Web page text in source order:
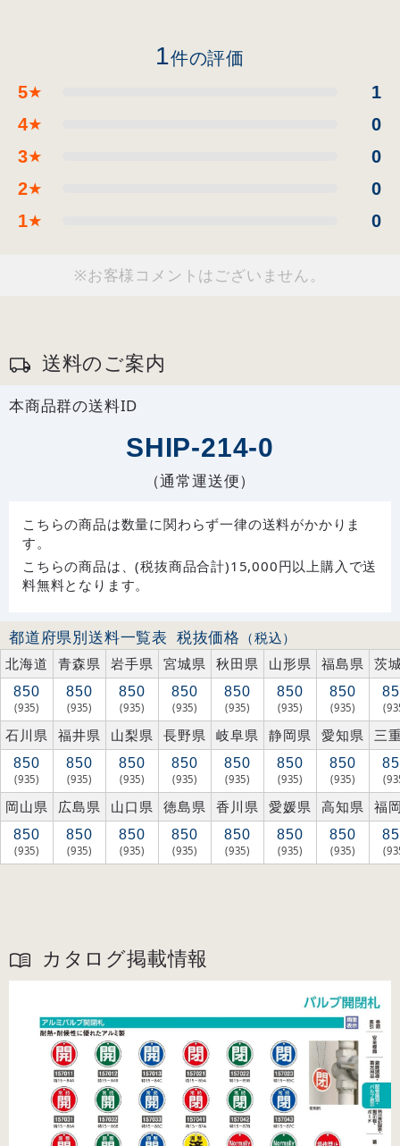
1件の評価
5★
1
4★
0
3★
0
2★
0
1★ 0
※お客様コメントはございません。
送料のご案内
本商品群の送料ID
SHIP-214-0
（通常運送便）
こちらの商品は数量に関わらず一律の送料がかかりま
す。
こちらの商品は、(税抜商品合計)15,000円以上購入で送
料無料となります。
都道府県別送料一覧表 税抜価格 （税込）
北海道
青森県 岩手県 宮城県 秋田県 山形県 福島県 茨
850
(935)
850
(935)
850
(935)
850
(935)
850
(935)
850
(935)
850
(935)
石川県 福井県 山梨県 長野県 岐阜県 静岡県 愛知県 三
850
(935)
850
(935)
850
(935)
850
(935)
850
(935)
850
(935)
850
(935)
岡山県 広島県 山口県 徳島県 香川県 愛媛県 高知県 福
850
(935)
850
(935)
850
(935)
850
(935)
850
(935)
850
(935)
850
(935)
カタログ掲載情報